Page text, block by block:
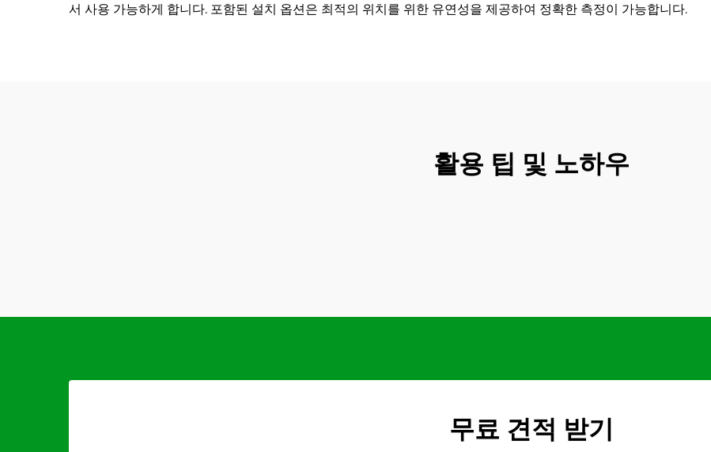
서 사용 가능하게 합니다. 포함된 설치 옵션은 최적의 위치를 위한 유연성을 제공하여 정확한 측정이 가능합니다.
활용 팁 및 노하우
무료 견적 받기